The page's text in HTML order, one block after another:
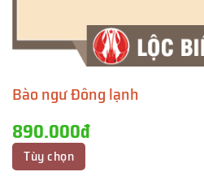
Bào ngư Đông lạnh
890.000đ
Tùy chọn